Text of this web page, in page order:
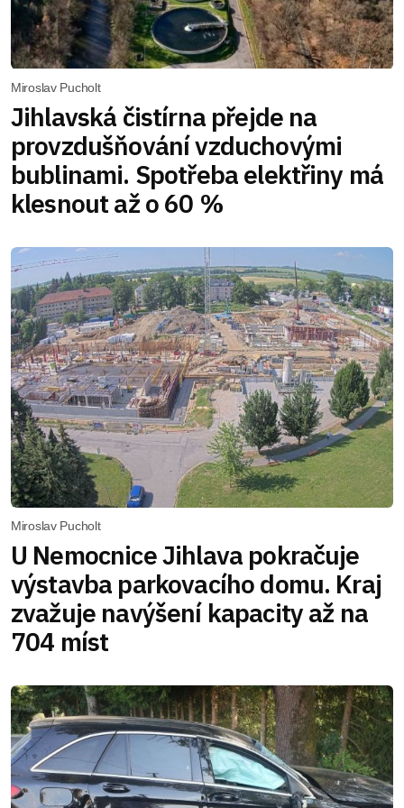
Miroslav Pucholt
Jihlavská čistírna přejde na
provzdušňování vzduchovými
bublinami. Spotřeba elektřiny má
klesnout až o 60 %
Miroslav Pucholt
U Nemocnice Jihlava pokračuje
výstavba parkovacího domu. Kraj
zvažuje navýšení kapacity až na
704 míst